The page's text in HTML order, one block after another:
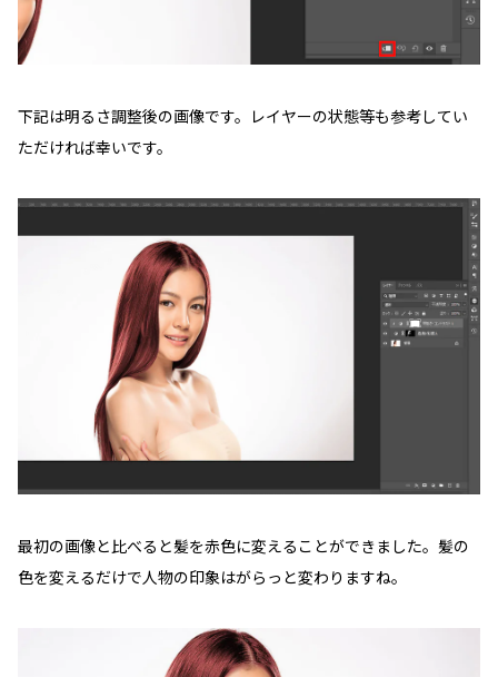
下記は明るさ調整後の画像です。レイヤーの状態等も参考してい
ただければ幸いです。
最初の画像と比べると髪を赤色に変えることができました。髪の
色を変えるだけで人物の印象はがらっと変わりますね。